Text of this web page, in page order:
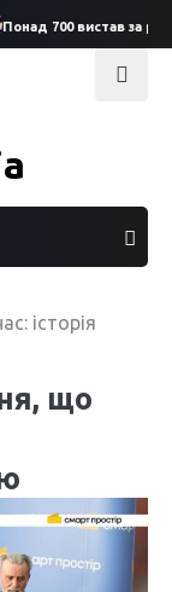
700 вистав за рік:
історія
що